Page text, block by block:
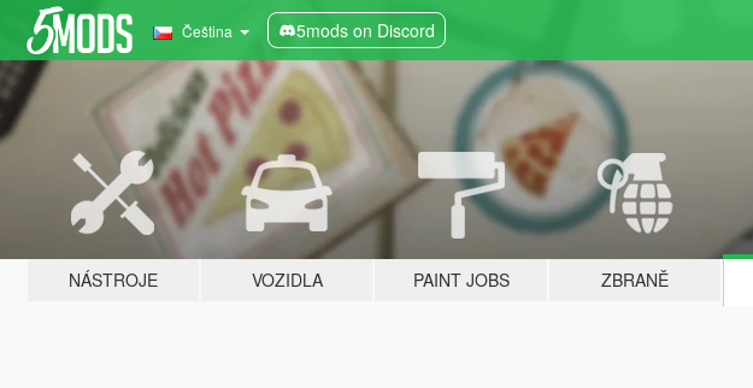
Čeština 5mods on Discord
NÁSTROJE VOZIDLA PAINT JOBS ZBRANĚ